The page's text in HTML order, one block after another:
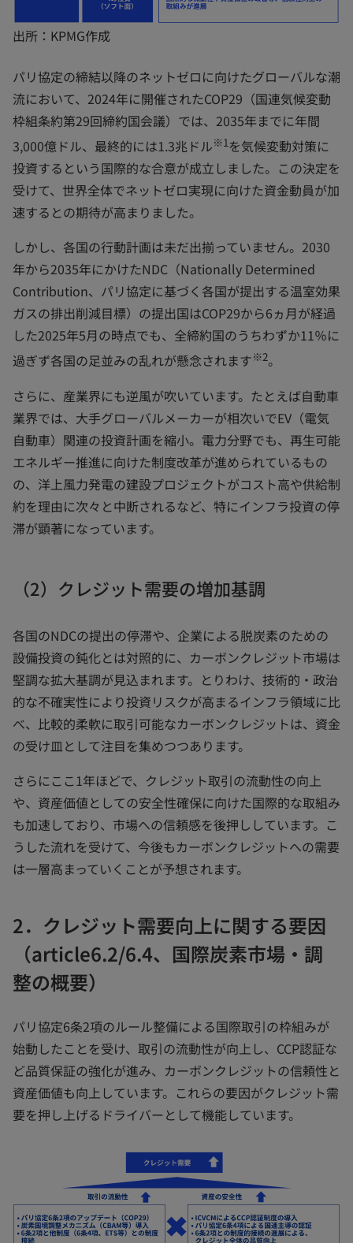
出所：KPMG作成
パリ協定の締結以降のネットゼロに向けたグローバルな潮
流において、2024年に開催されたCOP29（国連気候変動
枠組条約第29回締約国会議）では、2035年までに年間
3,000億ドル、最終的には1.3兆ドル※1を気候変動対策に
投資するという国際的な合意が成立しました。この決定を
受けて、世界全体でネットゼロ実現に向けた資金動員が加
速するとの期待が高まりました。
しかし、各国の行動計画は未だ出揃っていません。2030
年から2035年にかけたNDC（Nationally Determined
Contribution、パリ協定に基づく各国が提出する温室効果
ガスの排出削減目標）の提出国はCOP29から6ヵ月が経過
した2025年5月の時点でも、全締約国のうちわずか11％に
過ぎず各国の足並みの乱れが懸念されます※2。
さらに、産業界にも逆風が吹いています。たとえば自動車
業界では、大手グローバルメーカーが相次いでEV（電気
自動車）関連の投資計画を縮小。電力分野でも、再生可能
エネルギー推進に向けた制度改革が進められているもの
の、洋上風力発電の建設プロジェクトがコスト高や供給制
約を理由に次々と中断されるなど、特にインフラ投資の停
滞が顕著になっています。
（2）クレジット需要の増加基調
各国のNDCの提出の停滞や、企業による脱炭素のための
設備投資の鈍化とは対照的に、カーボンクレジット市場は
堅調な拡大基調が見込まれます。とりわけ、技術的・政治
的な不確実性により投資リスクが高まるインフラ領域に比
べ、比較的柔軟に取引可能なカーボンクレジットは、資金
の受け皿として注目を集めつつあります。
さらにここ1年ほどで、クレジット取引の流動性の向上
や、資産価値としての安全性確保に向けた国際的な取組み
も加速しており、市場への信頼感を後押ししています。こ
うした流れを受けて、今後もカーボンクレジットへの需要
は一層高まっていくことが予想されます。
2．クレジット需要向上に関する要因
（article6.2/6.4、国際炭素市場・調
整の概要）
パリ協定6条2項のルール整備による国際取引の枠組みが
始動したことを受け、取引の流動性が向上し、CCP認証な
ど品質保証の強化が進み、カーボンクレジットの信頼性と
資産価値も向上しています。これらの要因がクレジット需
要を押し上げるドライバーとして機能しています。